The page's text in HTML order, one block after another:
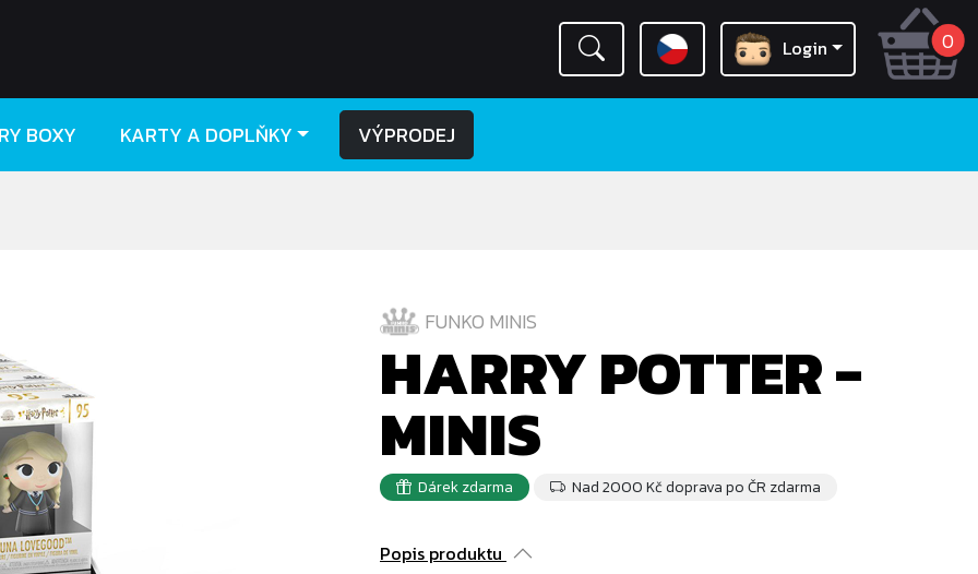
0
Login
BOXY KARTY A DOPLŇKY VÝPRODEJ
FUNKO MINIS
HARRY POTTER -
MINIS
Dárek zdarma Nad 2000 Kč doprava po ČR zdarma
Popis produktu